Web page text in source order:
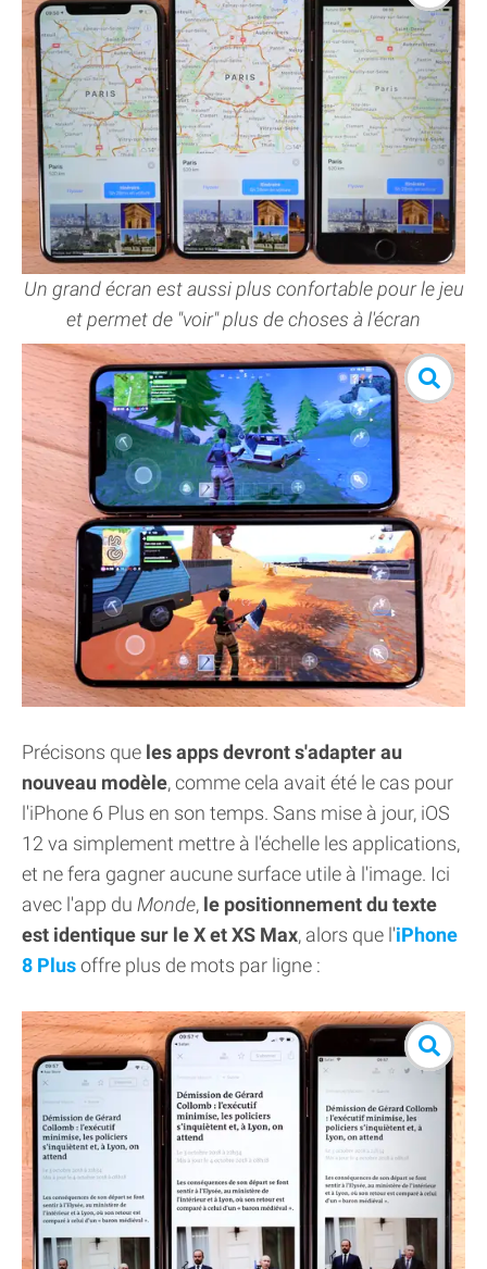
Un grand écran est aussi plus confortable pour le jeu
et permet de "voir" plus de choses à l'écran
Précisons que les apps devront s'adapter au
nouveau modèle, comme cela avait été le cas pour
l'iPhone 6 Plus en son temps. Sans mise à jour, iOS
12 va simplement mettre à l'échelle les applications,
et ne fera gagner aucune surface utile à l'image. Ici
avec l'app du Monde, le positionnement du texte
est identique sur le X et XS Max, alors que l'iPhone
8 Plusoffre plus de mots par ligne :